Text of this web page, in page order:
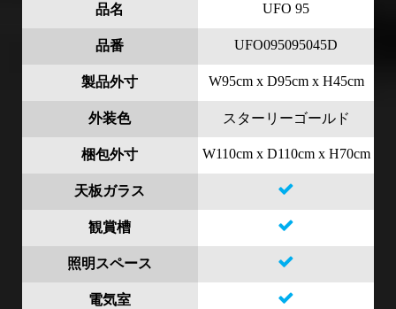
品名
品番
製品外寸
外装色
梱包外寸
天板ガラス
観賞槽
照明スペース
電気室
UFO 95
UFO095095045D
W95cm x D95cm x H45cm
スターリーゴールド
W110cm x D110cm x H70cm